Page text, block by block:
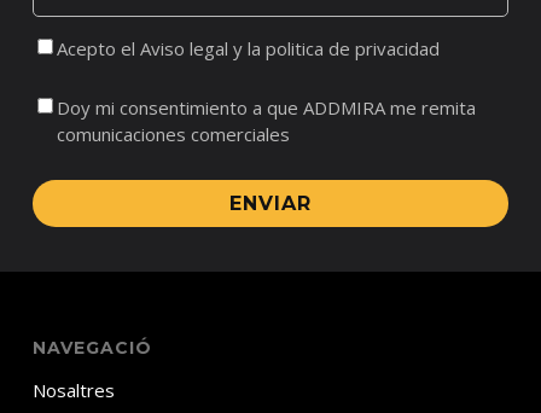
Acepto el Aviso legal y la politica de privacidad
Doy mi consentimiento a que ADDMIRA me remita
comunicaciones comerciales
ENVIAR
NAVEGACIÓ
Nosaltres